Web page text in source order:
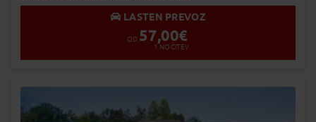
LASTEN PREVOZ
OD 57,00€
1 NOČITEV